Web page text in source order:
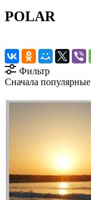
POLAR
Фильтр
Сначала популярные